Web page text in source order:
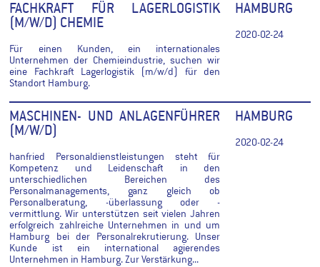
FACHKRAFT FÜR LAGERLOGISTIK
(M/W/D) CHEMIE
Für einen Kunden, ein internationales
Unternehmen der Chemieindustrie, suchen wir
eine Fachkraft Lagerlogistik (m/w/d) für den
Standort Hamburg.
HAMBURG
2020-02-24
MASCHINEN- UND ANLAGENFÜHRER
(M/W/D)
hanfried Personaldienstleistungen steht für
Kompetenz und Leidenschaft in den
unterschiedlichen Bereichen des
Personalmanagements, ganz gleich ob
Personalberatung, -überlassung oder -
vermittlung. Wir unterstützen seit vielen Jahren
erfolgreich zahlreiche Unternehmen in und um
Hamburg bei der Personalrekrutierung. Unser
Kunde ist ein international agierendes
Unternehmen in Hamburg. Zur Verstärkung...
HAMBURG
2020-02-24